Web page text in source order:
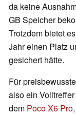
da keine
GB Speicher
Trotzdem bietet
Jahr einen Platz
gesichert hätte.
Für
also ein
dem Poco X6 Pro